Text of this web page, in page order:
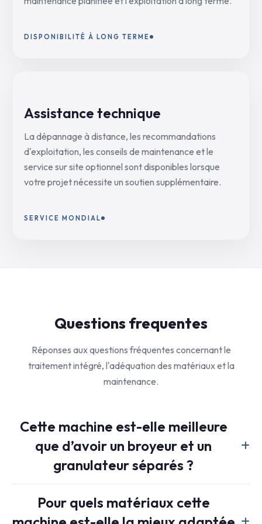
DISPONIBILITÉ À LONG TERME
Assistance technique
La dépannage à distance, les recommandations
d'exploitation, les conseils de maintenance et le
service sur site optionnel sont disponibles lorsque
votre projet nécessite un soutien supplémentaire.
SERVICE MONDIAL
Questions frequentes
Réponses aux questions fréquentes concernant le
traitement intégré, l'adéquation des matériaux et la
maintenance.
Cette machine est-elle meilleure
que d’avoir un broyeur et un
granulateur séparés ?
intégrée permet un gain de place, réduit les transferts
internes, simplifie l'installation et l'exploitation lorsqu'un
Pour quels matériaux cette